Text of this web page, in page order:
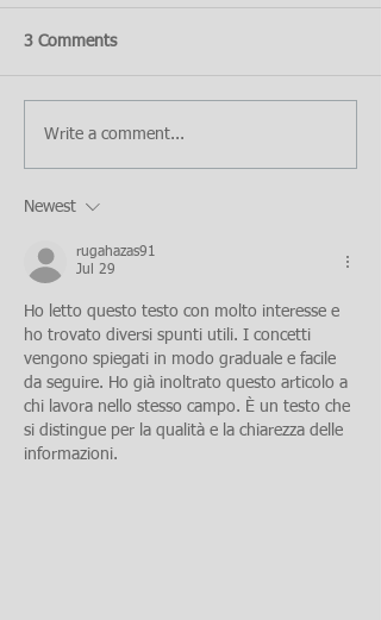
3 Comments
Write a comment...
Newest
rugahazas91
Jul 29
Ho letto questo testo con molto interesse e
ho trovato diversi spunti utili. I concetti
vengono spiegati in modo graduale e facile
da seguire. Ho già inoltrato questo articolo a
chi lavora nello stesso campo. È un testo che
si distingue per la qualità e la chiarezza delle
informazioni.